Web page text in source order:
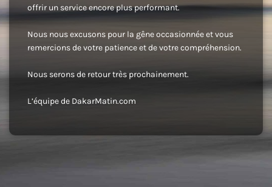
offrir un service encore plus performant.
Nous nous excusons pour la gêne occasionnée et vous
remercions de votre patience et de votre compréhension.
Nous serons de retour très prochainement.
L’équipe de DakarMatin.com